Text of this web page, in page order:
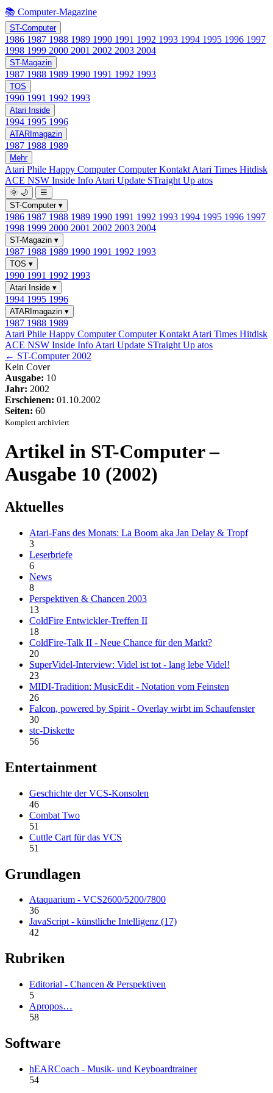
📚 Computer-Magazine
ST-Computer
1986 1987 1988 1989 1990 1991 1992 1993 1994 1995 1996 1997
1998 1999 2000 2001 2002 2003 2004
ST-Magazin
1987 1988 1989 1990 1991 1992 1993
TOS
1990 1991 1992 1993
Atari Inside
1994 1995 1996
ATARImagazin
1987 1988 1989
Mehr
Atari Phile Happy ComputerComputer Kontakt Atari Times Hitdisk
ACE NSW Inside Info Atari Update STraight Up atos
🌞 🌙
☰
ST-Computer ▾
1986 1987 1988 1989 1990 1991 1992 1993 1994 1995 1996 1997
1998 1999 2000 2001 2002 2003 2004
ST-Magazin ▾
1987 1988 1989 1990 1991 1992 1993
TOS ▾
1990 1991 1992 1993
Atari Inside ▾
1994 1995 1996
ATARImagazin ▾
1987 1988 1989
Atari Phile Happy ComputerComputer Kontakt Atari Times Hitdisk
ACE NSW Inside Info Atari Update STraight Up atos
← ST-Computer 2002
Kein Cover
Ausgabe: 10
Jahr: 2002
Erschienen: 01.10.2002
Seiten: 60
Komplett archiviert
Artikel in ST-Computer –
Ausgabe 10 (2002)
Aktuelles
Atari-Fans des Monats: La Boom aka Jan Delay & Tropf
3
Leserbriefe
6
News
8
Perspektiven & Chancen 2003
13
ColdFire Entwickler-Treffen II
18
ColdFire-Talk II - Neue Chance für den Markt?
20
SuperVidel-Interview: Videl ist tot - lang lebe Videl!
23
MIDI-Tradition: MusicEdit - Notation vom Feinsten
26
Falcon, powered by Spirit - Overlay wirbt im Schaufenster
30
stc-Diskette
56
Entertainment
Geschichte der VCS-Konsolen
46
Combat Two
51
Cuttle Cart für das VCS
51
Grundlagen
Ataquarium - VCS2600/5200/7800
36
JavaScript - künstliche Intelligenz (17)
42
Rubriken
Editorial - Chancen & Perspektiven
5
Apropos…
58
Software
hEARCoach - Musik- und Keyboardtrainer
54